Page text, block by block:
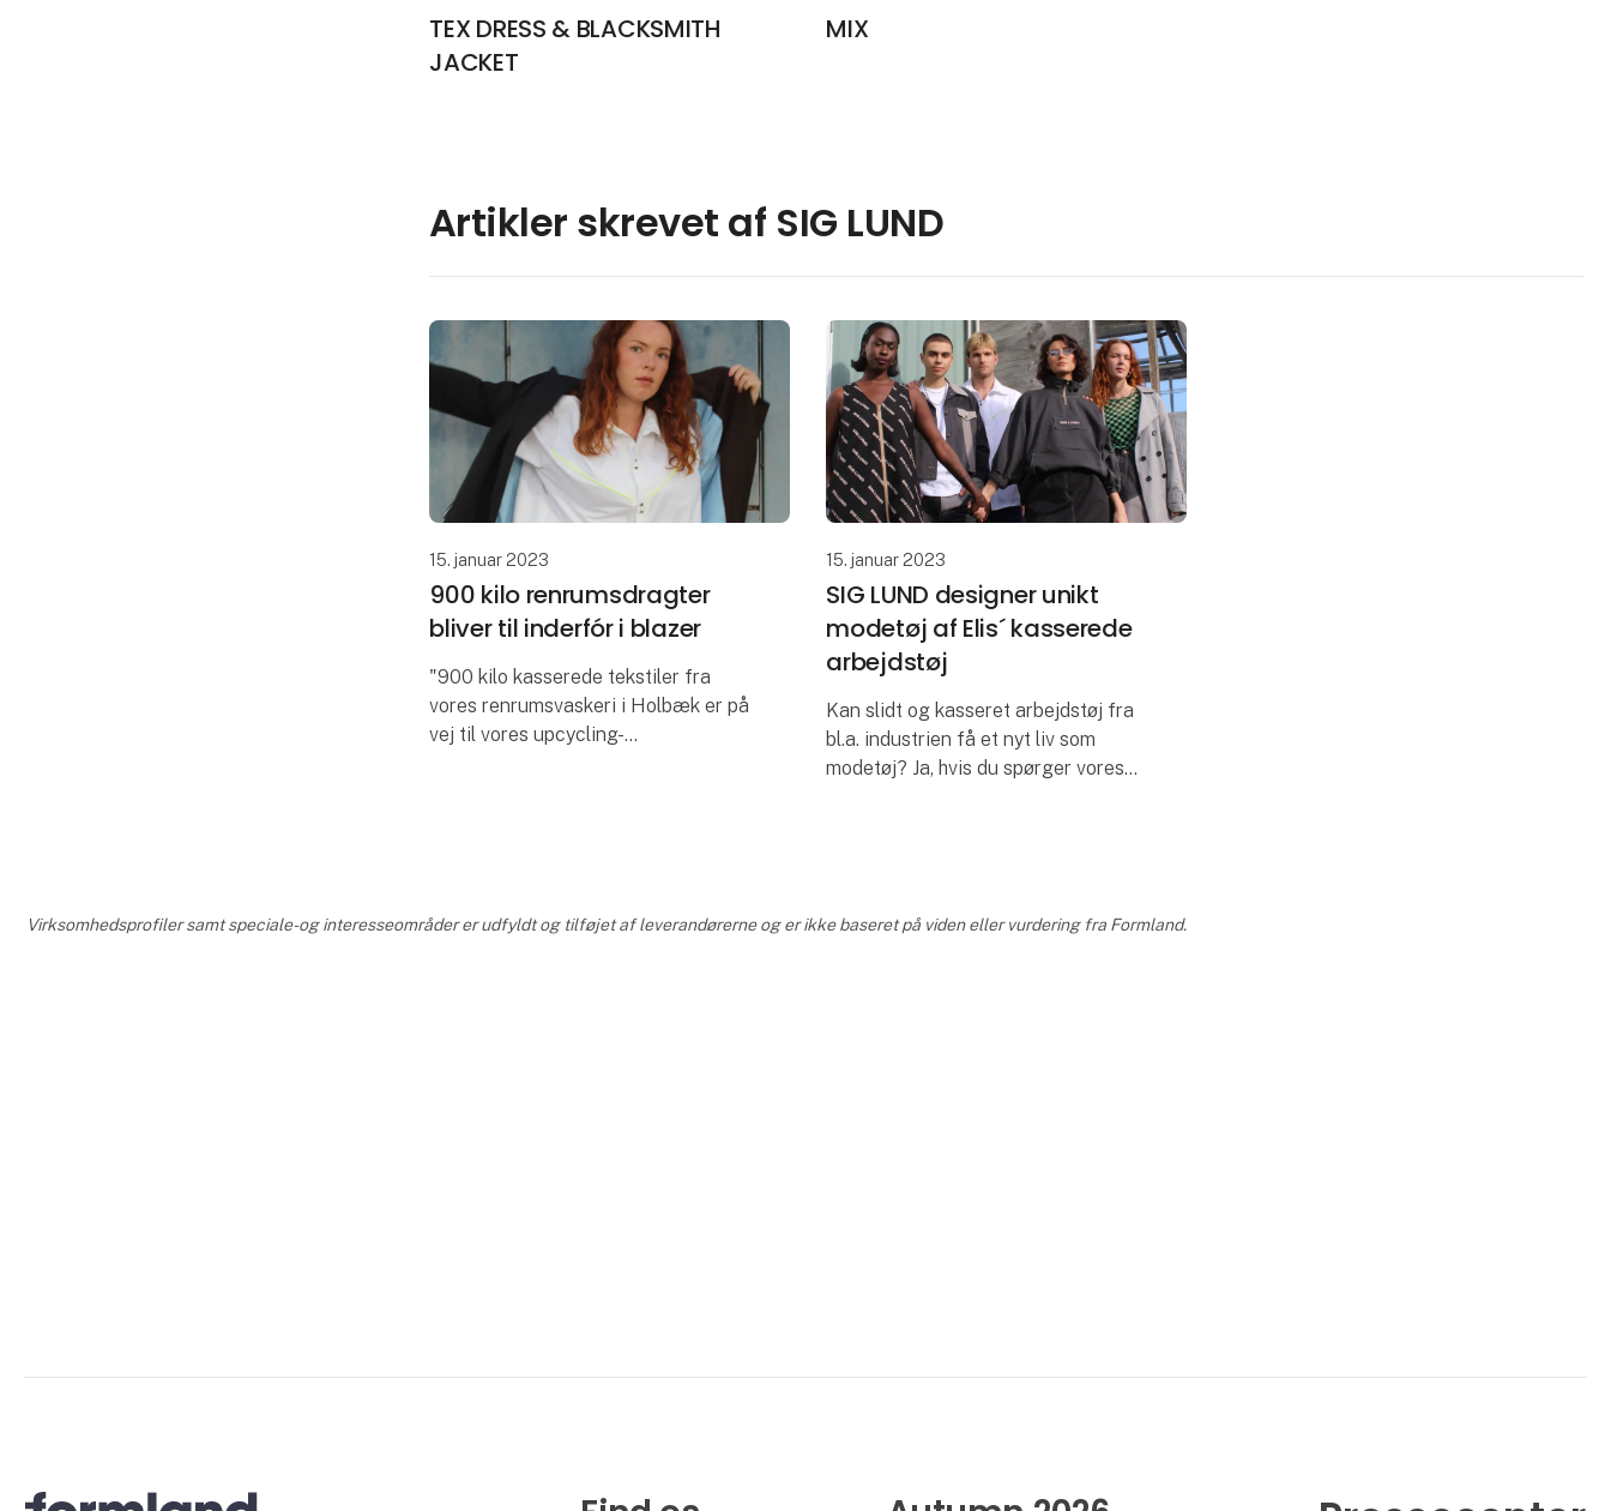
TEX DRESS & BLACKSMITH
JACKET
MIX
Artikler skrevet af SIG LUND
15. januar 2023
900 kilo renrumsdragter
bliver til inderfór i blazer
"900 kilo kasserede tekstiler fra
vores renrumsvaskeri i Holbæk er på
vej til vores upcycling-
15. januar 2023
SIG LUND designer unikt
modetøj af Elis´ kasserede
arbejdstøj
Kan slidt og kasseret arbejdstøj fra
bl.a. industrien få et nyt liv som
modetøj? Ja, hvis du spørger vores
Virksomhedsprofiler samt speciale- og interesseområder er udfyldt og tilføjet af leverandørerne og er ikke baseret på viden eller vurdering fra Formland.